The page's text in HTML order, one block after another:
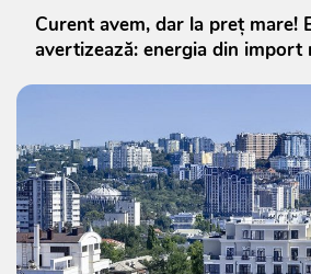
Curent avem, dar la preț mare!
avertizează: energia din import